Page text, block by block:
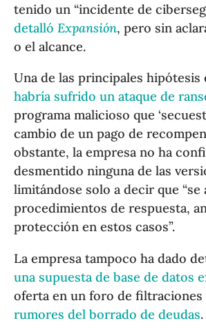
tenido un “incidente de
detallóExpansión, pero sin
o el alcance.
Una de las principales hipótesis
habría sufrido un ataque de
programa malicioso que
cambio de un pago de
obstante, la empresa no ha
desmentido ninguna de las
limitándose solo a decir que “se
procedimientos de respuesta,
protección en estos casos”.
La empresa tampoco ha dado
una supuesta de base de datos
oferta en un foro de
rumores del borrado de deudas.